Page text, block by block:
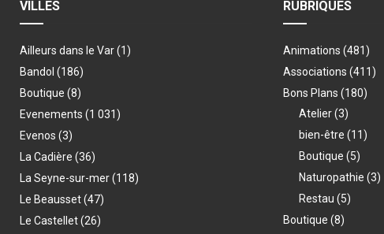
VILLES
Ailleurs dans le Var(1)
Bandol (186)
Boutique (8)
Evenements (1 031)
Evenos (3)
La Cadière (36)
La Seyne-sur-mer(118)
Le Beausset(47)
Le Castellet(26)
RUBRIQUES
Animations (481)
Associations (411)
Bons Plans (180)
Atelier(3)
bien-être (11)
Boutique (5)
Naturopathie (3)
Restau (5)
Boutique (8)